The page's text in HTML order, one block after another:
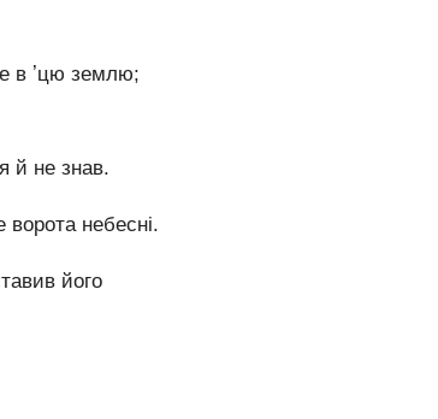
в ʼцю землю;
й не знав.
небесні.
його